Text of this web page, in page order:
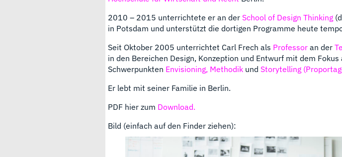
2010 – 2015 unterrichtete er an der School of Design Thinking
in Potsdam und unterstützt die dortigen Programme heute
Seit Oktober 2005 unterrichtet Carl Frech als Professor an der
in den Bereichen Design, Konzeption und Entwurf mit dem Fokus
Schwerpunkten Envisioning, Methodik und Storytelling
Er lebt mit seiner Familie in Berlin.
PDF hier zum Download.
Bild (einfach auf den Finder ziehen):